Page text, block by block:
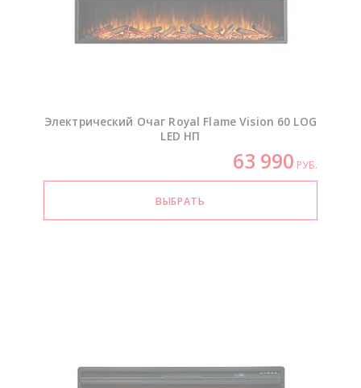
Электрический Очаг Royal Flame Vision 60 LOG
LED НП
63 990 РУБ.